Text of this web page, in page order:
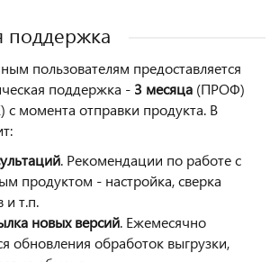
поддержка
пользователям предоставляется
поддержка - 3 месяца (ПРОФ)
с момента отправки продукта. В
. Рекомендации по работе с
продуктом - настройка, сверка
и т.п.
новых версий. Ежемесячно
обновления обработок выгрузки,